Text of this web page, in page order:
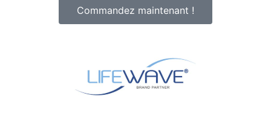
Commandez maintenant !